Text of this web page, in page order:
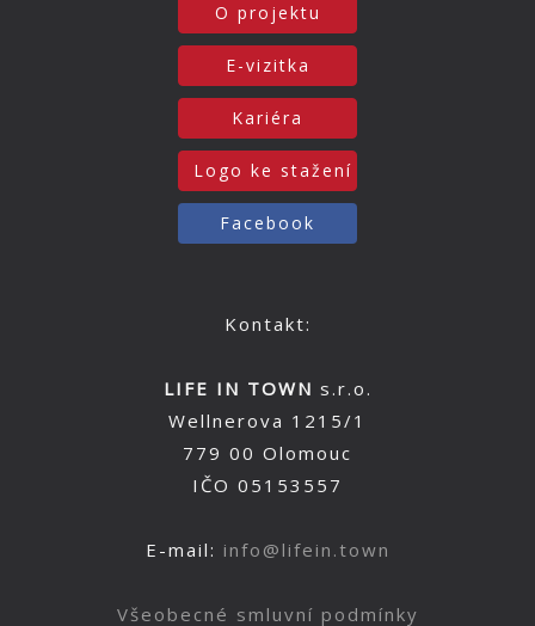
O projektu
E-vizitka
Kariéra
Logo ke stažení
Facebook
Kontakt:
LIFE IN TOWN s.r.o.
Wellnerova 1215/1
779 00 Olomouc
IČO 05153557
E-mail: info@lifein.town
Všeobecné smluvní podmínky